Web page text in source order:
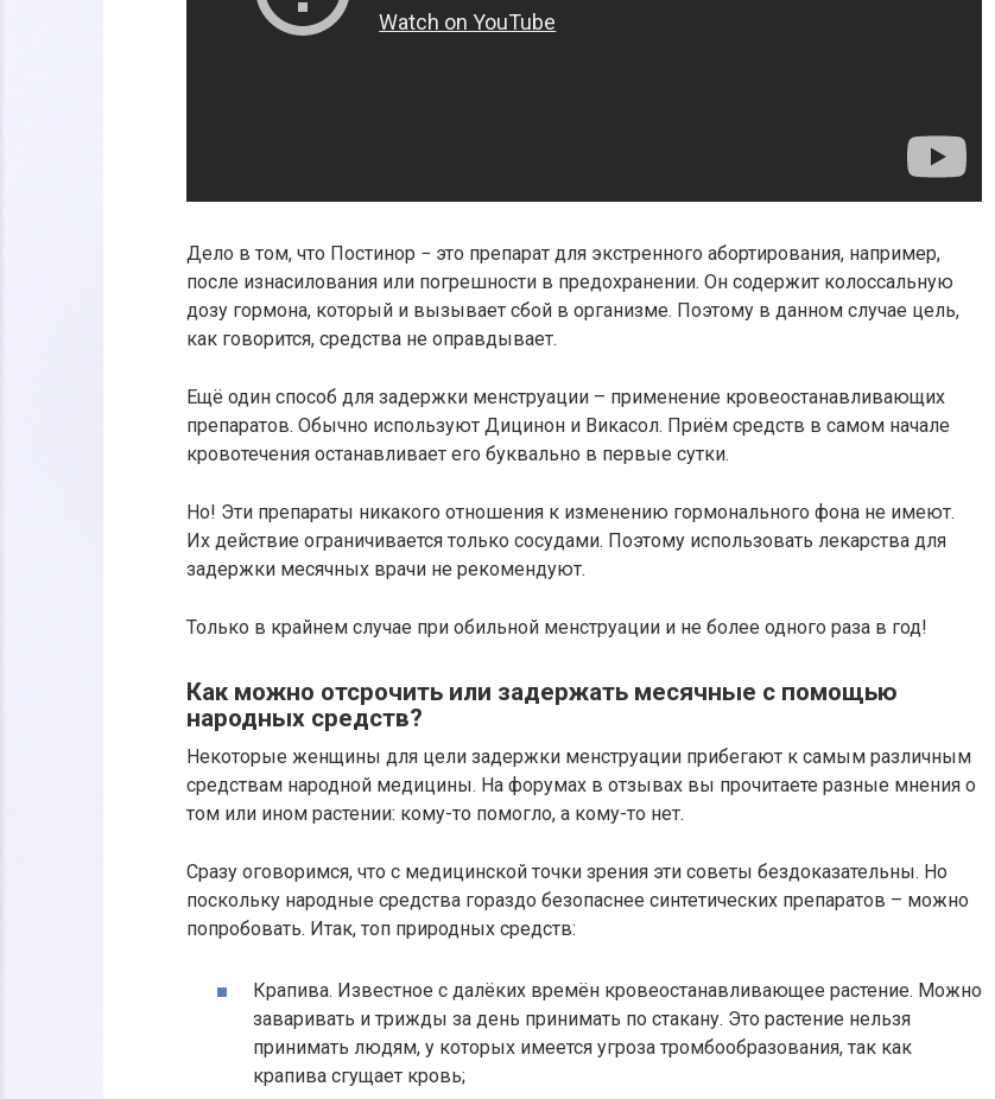
Дело в том, что Постинор − это препарат для экстренного абортирования, например,
после изнасилования или погрешности в предохранении. Он содержит колоссальную
дозу гормона, который и вызывает сбой в организме. Поэтому в данном случае цель,
как говорится, средства не оправдывает.
Ещё один способ для задержки менструации – применение кровеостанавливающих
препаратов. Обычно используют Дицинон и Викасол. Приём средств в самом начале
кровотечения останавливает его буквально в первые сутки.
Но! Эти препараты никакого отношения к изменению гормонального фона не имеют.
Их действие ограничивается только сосудами. Поэтому использовать лекарства для
задержки месячных врачи не рекомендуют.
Только в крайнем случае при обильной менструации и не более одного раза в год!
Как можно отсрочить или задержать месячные с помощью
народных средств?
Некоторые женщины для цели задержки менструации прибегают к самым различным
средствам народной медицины. На форумах в отзывах вы прочитаете разные мнения о
том или ином растении: кому-то помогло, а кому-то нет.
Сразу оговоримся, что с медицинской точки зрения эти советы бездоказательны. Но
поскольку народные средства гораздо безопаснее синтетических препаратов – можно
попробовать. Итак, топ природных средств:
Крапива. Известное с далёких времён кровеостанавливающее растение. Можно
заваривать и трижды за день принимать по стакану. Это растение нельзя
принимать людям, у которых имеется угроза тромбообразования, так как
крапива сгущает кровь;